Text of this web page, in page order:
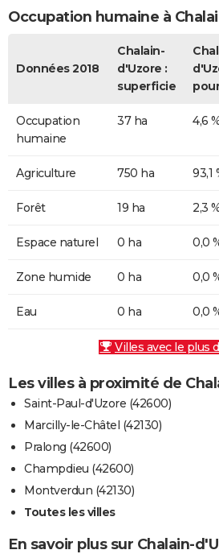
Occupation humaine à
Données 2018
Chalain-
d'Uzore :
superficie
Occupation
humaine
37 ha 4,6
Agriculture 750 ha 93,1
Forêt 19 ha 2,3
Espace naturel 0 ha 0,0
Zone humide 0 ha 0,0
Eau 0 ha 0,0
Villes avec le plus
Les villes à proximité de
Saint-Paul-d'Uzore (42600)
Marcilly-le-Châtel (42130)
Pralong (42600)
Champdieu (42600)
Montverdun (42130)
Toutes les villes
En savoir plus sur Chalain-